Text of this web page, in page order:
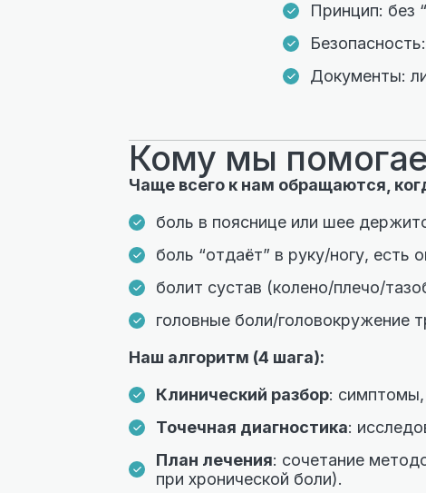
Принцип: без
Документы:
Кому мы
Чаще всего к нам обращаются,
боль в пояснице или шее
боль “отдаёт” в руку/ногу, есть
болит сустав (колено/плечо/
головные боли/головокружение
Наш алгоритм (4 шага):
Клинический разбор: симптомы,
Точечная диагностика:
План лечения: сочетание
при хронической боли).